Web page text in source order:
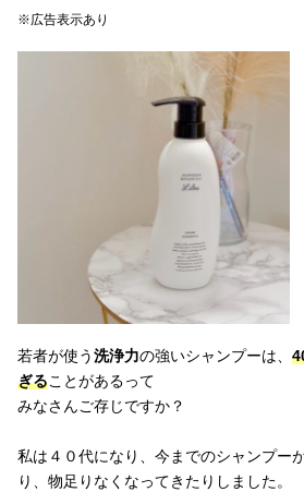
※広告表示あり
若者が使う洗浄力の強いシャンプーは、
ぎることがあるって
みなさんご存じですか？
私は４０代になり、今までのシャンプー
り、物足りなくなってきたりしました。